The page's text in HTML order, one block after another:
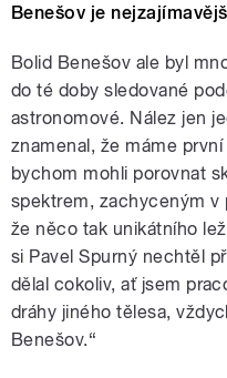
Benešov je
Bolid Benešov ale byl
do té doby sledované
astronomové. Nález jen
znamenal, že máme
bychom mohli porovnat
spektrem, zachyceným v
že něco tak unikátního
si Pavel Spurný nechtěl
dělal cokoliv, ať jsem
dráhy jiného tělesa,
Benešov.“